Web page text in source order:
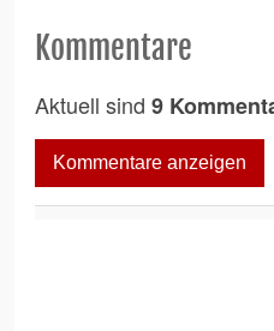
Kommentare
Aktuell sind 9
Kommentare anzeigen